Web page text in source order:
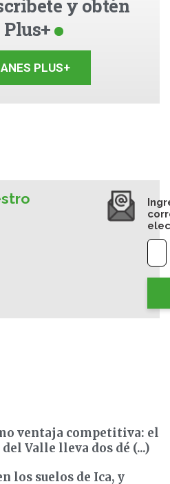
y obtén
PLUS+
ventaja competitiva: el
Valle lleva dos dé (...)
los suelos de Ica, y